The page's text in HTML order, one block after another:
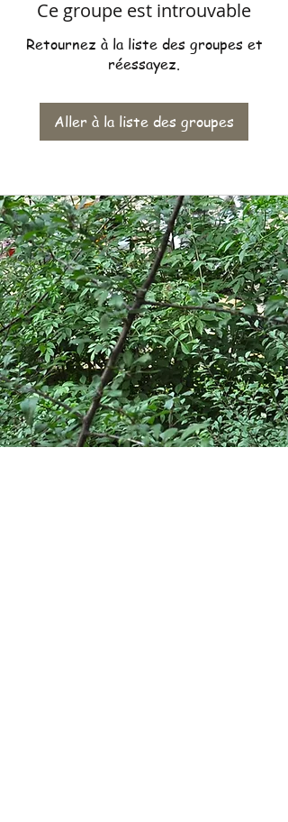
Ce groupe est introuvable
Retournez à la liste des groupes et
réessayez.
Aller à la liste des groupes